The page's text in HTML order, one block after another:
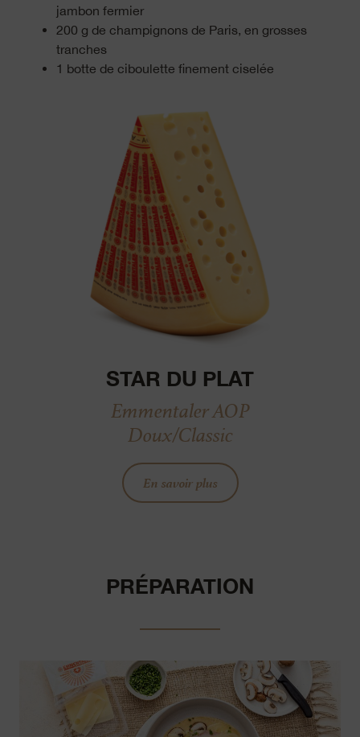
jambon fermier
200 g de champignons de Paris, en grosses
tranches
1 botte de ciboulette finement ciselée
STAR DU PLAT
Emmentaler AOP
Doux/Classic
En savoir plus
PRÉPARATION